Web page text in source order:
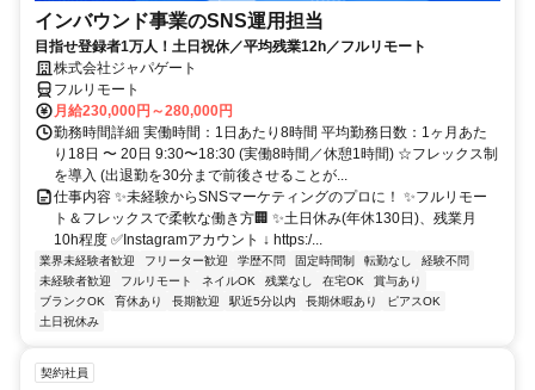
インバウンド事業のSNS運用担当
目指せ登録者1万人！土日祝休／平均残業12h／フルリモート
株式会社ジャパゲート
フルリモート
月給230,000円～280,000円
勤務時間詳細 実働時間：1日あたり8時間 平均勤務日数：1ヶ月あた
り18日 〜 20日 9:30〜18:30 (実働8時間／休憩1時間) ☆フレックス制
を導入 (出退勤を30分まで前後させることが...
仕事内容 ✨未経験からSNSマーケティングのプロに！ ✨フルリモー
ト＆フレックスで柔軟な働き方🏢 ✨土日休み(年休130日)、残業月
10h程度 ✅Instagramアカウント ↓ https:/...
業界未経験者歓迎 フリーター歓迎 学歴不問 固定時間制 転勤なし
経験不問
未経験者歓迎
フルリモート ネイルOK 残業なし 在宅OK
賞与あり
ブランクOK
育休あり 長期歓迎 駅近5分以内 長期休暇あり
ピアスOK
土日祝休み
契約社員